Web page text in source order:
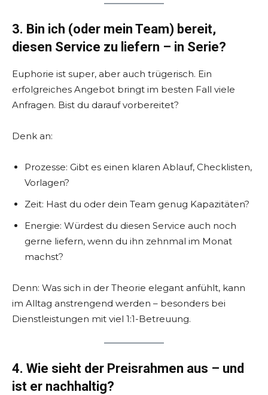
3. Bin ich (oder mein Team) bereit,
diesen Service zu liefern – in Serie?
Euphorie ist super, aber auch trügerisch. Ein
erfolgreiches Angebot bringt im besten Fall viele
Anfragen. Bist du darauf vorbereitet?
Denk an:
Prozesse: Gibt es einen klaren Ablauf, Checklisten,
Vorlagen?
Zeit: Hast du oder dein Team genug Kapazitäten?
Energie: Würdest du diesen Service auch noch
gerne liefern, wenn du ihn zehnmal im Monat
machst?
Denn: Was sich in der Theorie elegant anfühlt, kann
im Alltag anstrengend werden – besonders bei
Dienstleistungen mit viel 1:1-Betreuung.
4. Wie sieht der Preisrahmen aus – und
ist er nachhaltig?